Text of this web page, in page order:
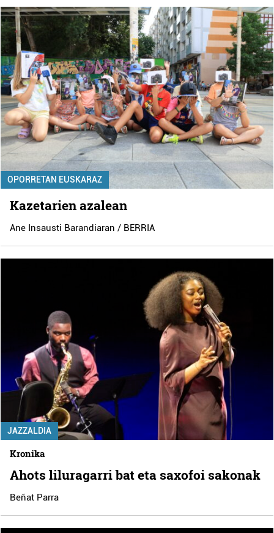
OPORRETAN EUSKARAZ
Kazetarien azalean
Ane Insausti Barandiaran / BERRIA
JAZZALDIA
Kronika
Ahots liluragarri bat eta saxofoi sakonak
Beñat Parra